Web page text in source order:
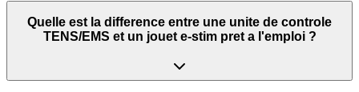
Quelle est la difference entre une unite de controle
TENS/EMS et un jouet e-stim pret a l'emploi ?